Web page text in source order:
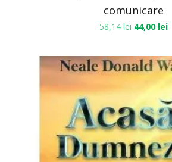
comunicare
58,14lei 44,00 lei